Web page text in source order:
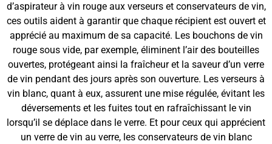
d’aspirateur à vin rouge aux verseurs et conservateurs de vin,
ces outils aident à garantir que chaque récipient est ouvert et
apprécié au maximum de sa capacité. Les bouchons de vin
rouge sous vide, par exemple, éliminent l’air des bouteilles
ouvertes, protégeant ainsi la fraîcheur et la saveur d’un verre
de vin pendant des jours après son ouverture. Les verseurs à
vin blanc, quant à eux, assurent une mise régulée, évitant les
déversements et les fuites tout en rafraîchissant le vin
lorsqu’il se déplace dans le verre. Et pour ceux qui apprécient
un verre de vin au verre, les conservateurs de vin blanc